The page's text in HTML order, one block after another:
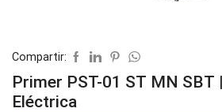
Compartir:
Primer PST-01 ST MN SBT
Eléctrica